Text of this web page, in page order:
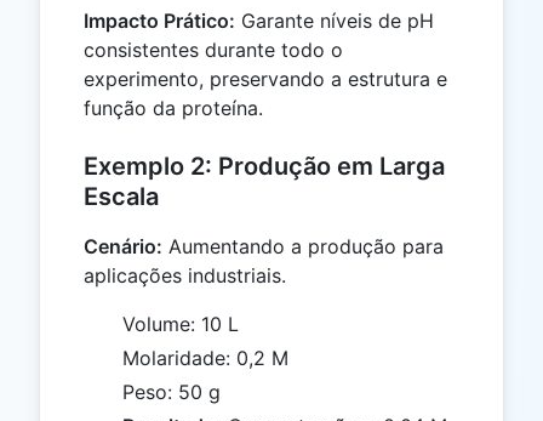
Impacto Prático: Garante níveis de pH
consistentes durante todo o
experimento, preservando a estrutura e
função da proteína.
Exemplo 2: Produção em Larga
Escala
Cenário: Aumentando a produção para
aplicações industriais.
Volume: 10 L
Molaridade: 0,2 M
Peso: 50 g